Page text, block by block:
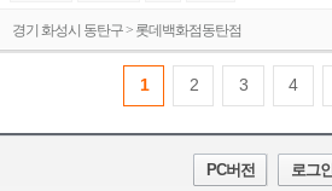
경기 화성시 동탄구 > 롯데백화점동탄점
1 2 3 4
PC버전 로그인